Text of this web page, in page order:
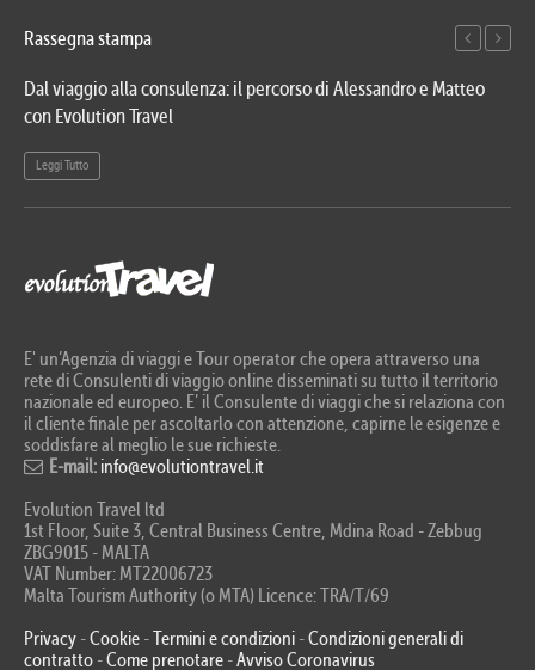
Rassegna stampa
Dal viaggio alla consulenza: il percorso di Alessandro e Matteo
con Evolution Travel
Leggi Tutto
E' un’Agenzia di viaggi e Tour operator che opera attraverso una
rete di Consulenti di viaggio online disseminati su tutto il territorio
nazionale ed europeo. E’ il Consulente di viaggi che si relaziona con
il cliente finale per ascoltarlo con attenzione, capirne le esigenze e
soddisfare al meglio le sue richieste.
E-mail: info@evolutiontravel.it
Evolution Travel ltd
1st Floor, Suite 3, Central Business Centre, Mdina Road - Zebbug
ZBG9015 - MALTA
VAT Number: MT22006723
Malta Tourism Authority (o MTA) Licence: TRA/T/69
Privacy -Cookie -Termini e condizioni -Condizioni generali di
contratto -Come prenotare -Avviso Coronavirus